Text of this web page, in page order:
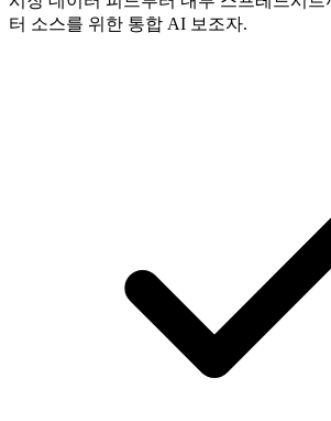
터 소스를 위한 통합 AI 보조자.